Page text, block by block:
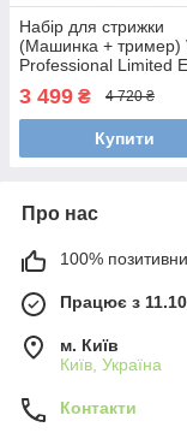
Набір для стрижки
(Машинка + тример)
Professional Limited
Turbo Stone Grey (V-
3 499 ₴ 4 720 ₴
Купити
Про нас
100%
Працює з
м. Київ
Київ, Україна
Контакти